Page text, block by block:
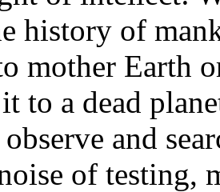
history of
mother Earth
to a dead
observe and
of testing,